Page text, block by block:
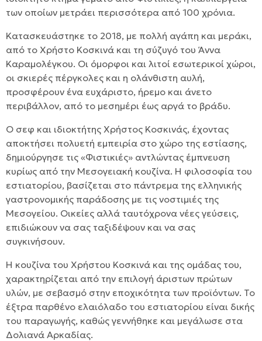
των οποίων μετράει περισσότερα από 100 χρόνια.
Κατασκευάστηκε το 2018, με πολλή αγάπη και μεράκι,
από το Χρήστο Κοσκινά και τη σύζυγό του Άννα
Καραμολέγκου. Οι όμορφοι και λιτοί εσωτερικοί χώροι,
οι σκιερές πέργκολες και η ολάνθιστη αυλή,
προσφέρουν ένα ευχάριστο, ήρεμο και άνετο
περιβάλλον, από το μεσημέρι έως αργά το βράδυ.
Ο σεφ και ιδιοκτήτης Χρήστος Κοσκινάς, έχοντας
αποκτήσει πολυετή εμπειρία στο χώρο της εστίασης,
δημιούργησε τις «Φιστικιές» αντλώντας έμπνευση
κυρίως από την Μεσογειακή κουζίνα. Η φιλοσοφία του
εστιατορίου, βασίζεται στο πάντρεμα της ελληνικής
γαστρονομικής παράδοσης με τις νοστιμιές της
Μεσογείου. Οικείες αλλά ταυτόχρονα νέες γεύσεις,
επιδιώκουν να σας ταξιδέψουν και να σας
συγκινήσουν.
Η κουζίνα του Χρήστου Κοσκινά και της ομάδας του,
χαρακτηρίζεται από την επιλογή άριστων πρώτων
υλών, με σεβασμό στην εποχικότητα των προϊόντων. Το
έξτρα παρθένο ελαιόλαδο του εστιατορίου είναι δικής
του παραγωγής, καθώς γεννήθηκε και μεγάλωσε στα
Δολιανά Αρκαδίας.